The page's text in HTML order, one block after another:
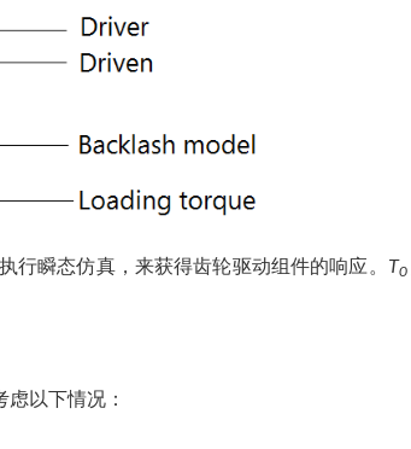
执行瞬态仿真，来获得齿轮驱动组件的响应。 T0
以下情况：